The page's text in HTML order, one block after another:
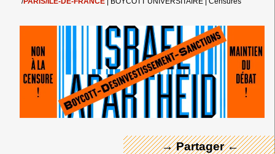
→ Partager ←
← Merci ! →